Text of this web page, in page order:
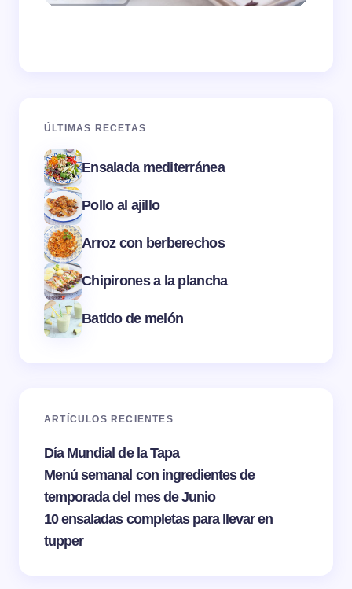
ÚLTIMAS RECETAS
Ensalada mediterránea
Pollo al ajillo
Arroz con berberechos
Chipirones a la plancha
Batido de melón
ARTÍCULOS RECIENTES
Día Mundial de la Tapa
Menú semanal con ingredientes de
temporada del mes de Junio
10 ensaladas completas para llevar en
tupper